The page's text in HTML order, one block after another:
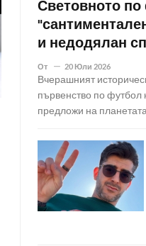
Световното
и недодялан
От 20 Юли 2026
Вчерашният
първенство по
предложи на